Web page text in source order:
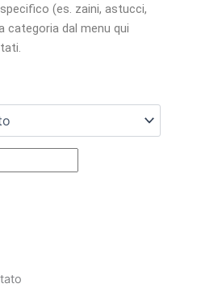
(es. zaini, astucci,
categoria dal menu qui